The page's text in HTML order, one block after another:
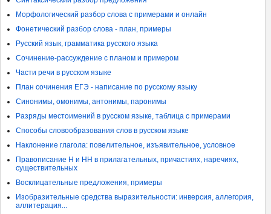
Морфологический разбор слова с примерами и онлайн
Фонетический разбор слова - план, примеры
Русский язык, грамматика русского языка
Сочинение-рассуждение с планом и примером
Части речи в русском языке
План сочинения ЕГЭ - написание по русскому языку
Синонимы, омонимы, антонимы, паронимы
Разряды местоимений в русском языке, таблица с примерами
Способы словообразования слов в русском языке
Наклонение глагола: повелительное, изъявительное, условное
Правописание Н и НН в прилагательных, причастиях, наречиях,
существительных
Восклицательные предложения, примеры
Изобразительные средства выразительности: инверсия, аллегория,
аллитерация...